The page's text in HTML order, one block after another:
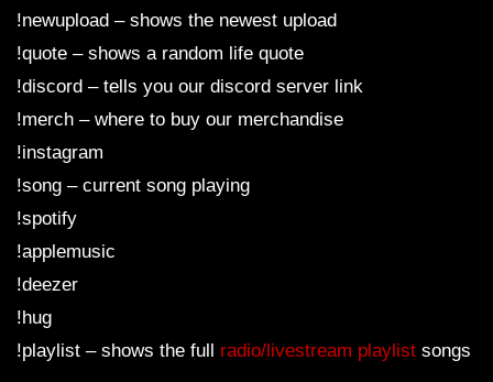
!newupload – shows the newest upload
!quote – shows a random life quote
!discord – tells you our discord server link
!merch – where to buy our merchandise
!instagram
!song – current song playing
!spotify
!applemusic
!deezer
!hug
!playlist – shows the full radio/livestream playlist songs